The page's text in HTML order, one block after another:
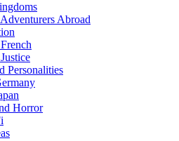
Abroad
Personalities
Horror